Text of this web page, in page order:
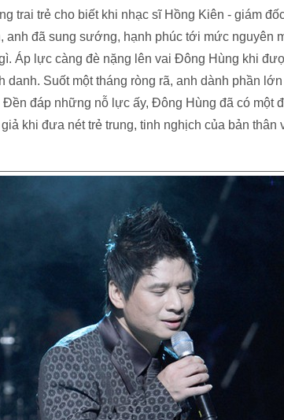
trai trẻ cho biết khi nhạc sĩ Hồng Kiên - giám
anh đã sung sướng, hạnh phúc tới mức nguyên
Áp lực càng đè nặng lên vai Đông Hùng khi
danh. Suốt một tháng ròng rã, anh dành phần
đáp những nỗ lực ấy, Đông Hùng đã có một
khi đưa nét trẻ trung, tinh nghịch của bản thân